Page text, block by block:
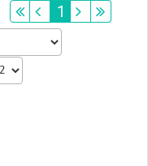
primeiro
anterior
1 próximo